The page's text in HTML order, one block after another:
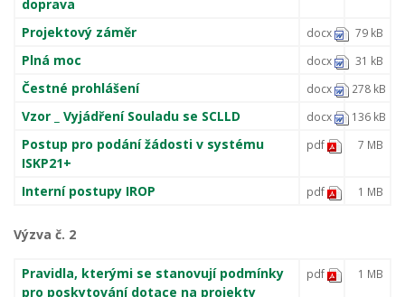
doprava
Projektový záměr
docx 79 kB
Plná moc docx 31 kB
Čestné prohlášení docx 278 kB
Vzor _ Vyjádření Souladu se SCLLD docx 136 kB
Postup pro podání žádosti v systému
ISKP21+
pdf 7 MB
Interní postupy IROP pdf 1 MB
Výzva č. 2
Pravidla, kterými se stanovují podmínky
pro poskytování dotace na projekty
pdf 1 MB